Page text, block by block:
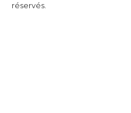
réservés.